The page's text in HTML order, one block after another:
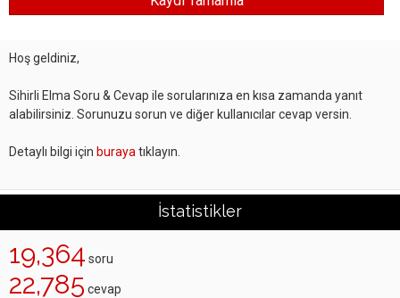
Hoş geldiniz,
Sihirli Elma Soru & Cevap ile sorularınıza en kısa zamanda yanıt
alabilirsiniz. Sorunuzu sorun ve diğer kullanıcılar cevap versin.
Detaylı bilgi için buraya tıklayın.
İstatistikler
19,364 soru
22,785 cevap